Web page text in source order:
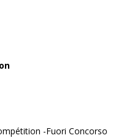
-Fuori Concorso